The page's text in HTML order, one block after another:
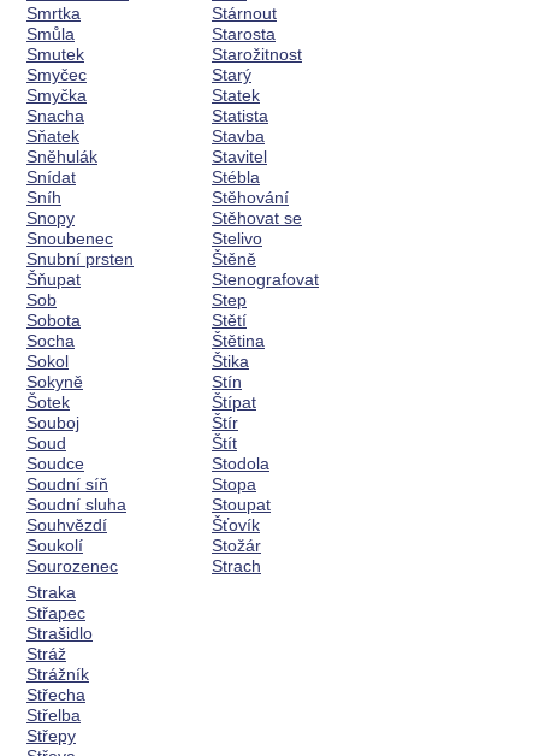
Smrtka
Smůla
Smutek
Smyčec
Smyčka
Snacha
Sňatek
Sněhulák
Snídat
Sníh
Snopy
Snoubenec
Snubní prsten
Šňupat
Sob
Sobota
Socha
Sokol
Sokyně
Šotek
Souboj
Soud
Soudce
Soudní síň
Soudní sluha
Souhvězdí
Soukolí
Sourozenec
Stárnout
Starosta
Starožitnost
Starý
Statek
Statista
Stavba
Stavitel
Stébla
Stěhování
Stěhovat se
Stelivo
Štěně
Stenografovat
Step
Stětí
Štětina
Štika
Stín
Štípat
Štír
Štít
Stodola
Stopa
Stoupat
Šťovík
Stožár
Strach
Straka
Střapec
Strašidlo
Stráž
Strážník
Střecha
Střelba
Střepy